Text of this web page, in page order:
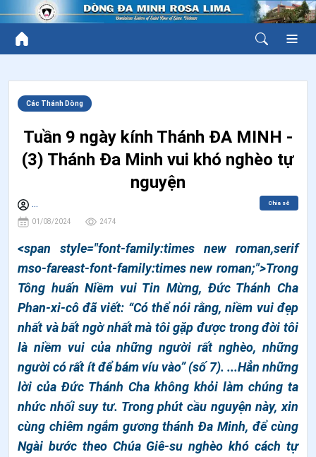
Các Thánh Dòng
Tuần 9 ngày kính Thánh ĐA MINH -
(3) Thánh Đa Minh vui khó nghèo tự
nguyện
...
01/08/2024 2474
Chia sẻ
<span style="font-family:times new roman,serif
mso-fareast-font-family:times new roman;">Trong
Tông huấn Niềm vui Tin Mừng, Đức Thánh Cha
Phan-xi-cô đã viết: “Có thể nói rằng, niềm vui đẹp
nhất và bất ngờ nhất mà tôi gặp được trong đời tôi
là niềm vui của những người rất nghèo, những
người có rất ít để bám víu vào” (số 7). ...Hẳn những
lời của Đức Thánh Cha không khỏi làm chúng ta
nhức nhối suy tư. Trong phút cầu nguyện này, xin
cùng chiêm ngắm gương thánh Đa Minh, để cùng
Ngài bước theo Chúa Giê-su nghèo khó cách tự